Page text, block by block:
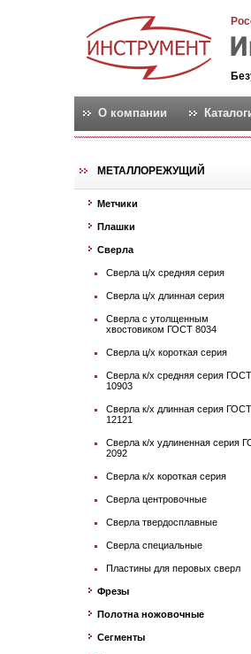
О компании
МЕТАЛЛОРЕЖУЩИЙ
Метчики
Плашки
Сверла
Сверла ц/х средняя серия
Сверла ц/х длинная серия
Сверла с утолщенным
хвостовиком ГОСТ 8034
Сверла ц/х короткая серия
Сверла к/х средняя серия ГОСТ
10903
Сверла к/х длинная серия ГОСТ
12121
Сверла к/х удлиненная серия
2092
Сверла к/х короткая серия
Сверла центровочные
Сверла твердосплавные
Сверла специальные
Пластины для перовых сверл
Фрезы
Полотна ножовочные
Сегменты